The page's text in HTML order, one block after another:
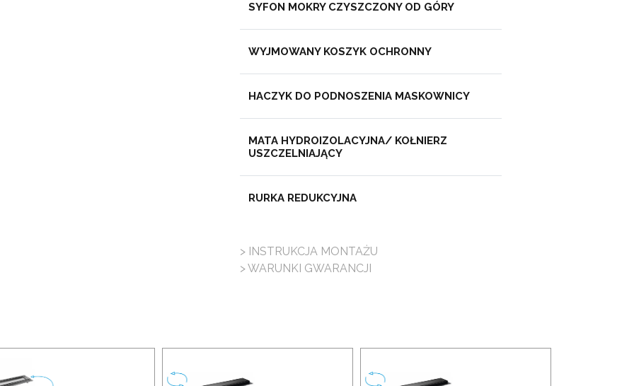
SYFON MOKRY CZYSZCZONY OD GÓRY
WYJMOWANY KOSZYK OCHRONNY
HACZYK DO PODNOSZENIA MASKOWNICY
MATA HYDROIZOLACYJNA/ KOŁNIERZ
USZCZELNIAJĄCY
RURKA REDUKCYJNA
> INSTRUKCJA MONTAŻU
> WARUNKI GWARANCJI